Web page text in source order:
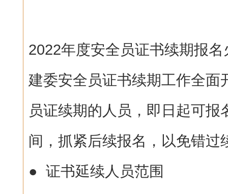
2022年度安全员证书续期报
建委安全员证书续期工作全面
员证续期的人员，即日起可报
间，抓紧后续报名，以免错过
● 证书延续人员范围